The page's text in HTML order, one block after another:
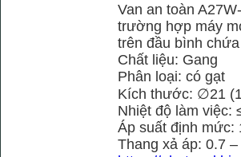
Van an toàn
trường hợp máy
trên đầu bình
Chất liệu: Gang
Phân loại: có gạt
Kích thước: ∅21
Nhiệt độ làm việc:
Áp suất định mức:
Thang xả áp: 0.7